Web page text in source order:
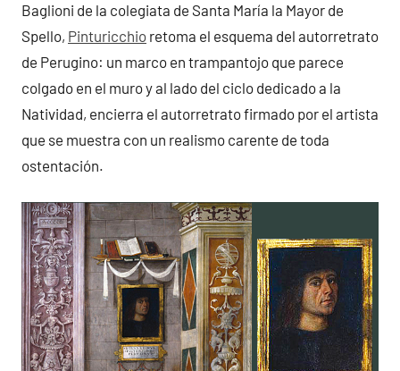
Baglioni de la colegiata de Santa María la Mayor de
Spello, Pinturicchio retoma el esquema del autorretrato
de Perugino: un marco en trampantojo que parece
colgado en el muro y al lado del ciclo dedicado a la
Natividad, encierra el autorretrato firmado por el artista
que se muestra con un realismo carente de toda
ostentación.